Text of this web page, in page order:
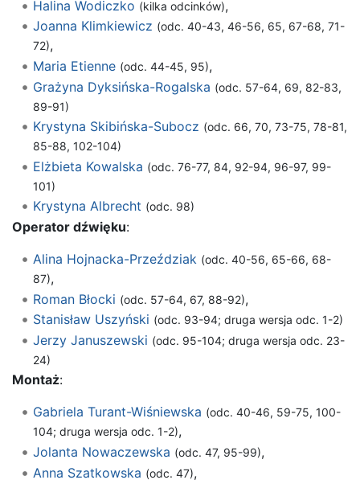
Halina Wodiczko (kilka odcinków),
Joanna Klimkiewicz (odc. 40-43, 46-56, 65, 67-68, 71-
72),
Maria Etienne (odc. 44-45, 95),
Grażyna Dyksińska-Rogalska (odc. 57-64, 69, 82-83,
89-91)
Krystyna Skibińska-Subocz (odc. 66, 70, 73-75, 78-81,
85-88, 102-104)
Elżbieta Kowalska (odc. 76-77, 84, 92-94, 96-97, 99-
101)
Krystyna Albrecht (odc. 98)
Operator dźwięku:
Alina Hojnacka-Przeździak (odc. 40-56, 65-66, 68-
87),
Roman Błocki (odc. 57-64, 67, 88-92),
Stanisław Uszyński (odc. 93-94; druga wersja odc. 1-2)
Jerzy Januszewski (odc. 95-104; druga wersja odc. 23-
24)
Montaż:
Gabriela Turant-Wiśniewska (odc. 40-46, 59-75, 100-
104; druga wersja odc. 1-2),
Jolanta Nowaczewska (odc. 47, 95-99),
Anna Szatkowska (odc. 47),